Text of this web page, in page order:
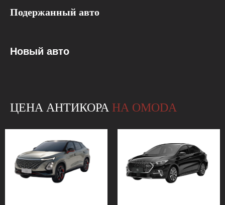
Подержанный авто
Новый авто
ЦЕНА АНТИКОРА НА OMODA